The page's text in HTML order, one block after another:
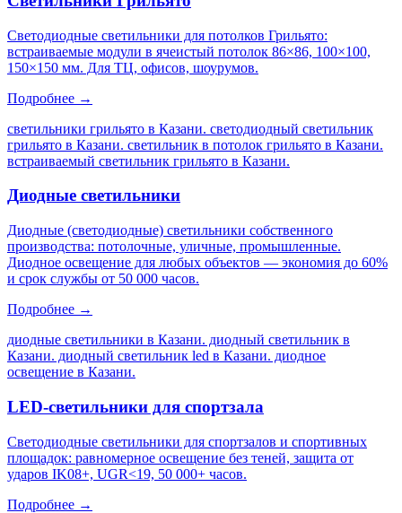
Светодиодные светильники для потолков Грильято:
встраиваемые модули в ячеистый потолок 86×86, 100×100,
150×150 мм. Для ТЦ, офисов, шоурумов.
Подробнее →
светильники грильято в Казани. светодиодный светильник
грильято в Казани. светильник в потолок грильято в Казани.
встраиваемый светильник грильято в Казани.
Диодные светильники
Диодные (светодиодные) светильники собственного
производства: потолочные, уличные, промышленные.
Диодное освещение для любых объектов — экономия до 60%
и срок службы от 50 000 часов.
Подробнее →
диодные светильники в Казани. диодный светильник в
Казани. диодный светильник led в Казани. диодное
освещение в Казани.
LED-светильники для спортзала
Светодиодные светильники для спортзалов и спортивных
площадок: равномерное освещение без теней, защита от
ударов IK08+, UGR<19, 50 000+ часов.
Подробнее →